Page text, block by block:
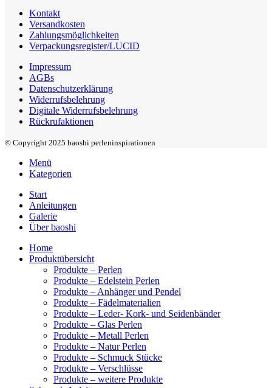
Kontakt
Versandkosten
Zahlungsmöglichkeiten
Verpackungsregister/LUCID
Impressum
AGBs
Datenschutzerklärung
Widerrufsbelehrung
Digitale Widerrufsbelehrung
Rückrufaktionen
© Copyright 2025 baoshi perleninspirationen
Menü
Kategorien
Start
Anleitungen
Galerie
Über baoshi
Home
Produktübersicht
Produkte – Perlen
Produkte – Edelstein Perlen
Produkte – Anhänger und Pendel
Produkte – Fädelmaterialien
Produkte – Leder- Kork- und Seidenbänder
Produkte – Glas Perlen
Produkte – Metall Perlen
Produkte – Natur Perlen
Produkte – Schmuck Stücke
Produkte – Verschlüsse
Produkte – weitere Produkte